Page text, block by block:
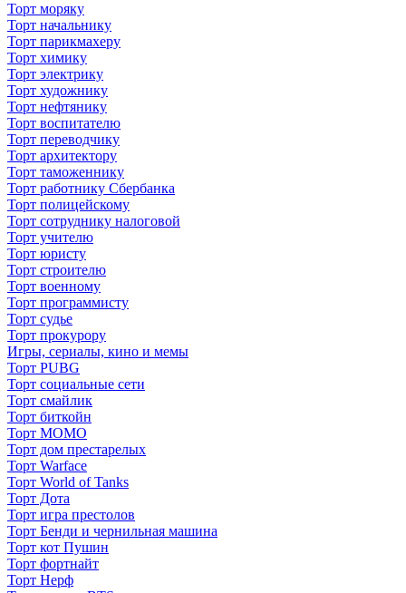
Торт моряку
Торт начальнику
Торт парикмахеру
Торт химику
Торт электрику
Торт художнику
Торт нефтянику
Торт воспитателю
Торт переводчику
Торт архитектору
Торт таможеннику
Торт работнику Сбербанка
Торт полицейскому
Торт сотруднику налоговой
Торт учителю
Торт юристу
Торт строителю
Торт военному
Торт программисту
Торт судье
Торт прокурору
Игры, сериалы, кино и мемы
Торт PUBG
Торт социальные сети
Торт смайлик
Торт биткойн
Торт МОМО
Торт дом престарелых
Торт Warface
Торт World of Tanks
Торт Дота
Торт игра престолов
Торт Бенди и чернильная машина
Торт кот Пушин
Торт фортнайт
Торт Нерф